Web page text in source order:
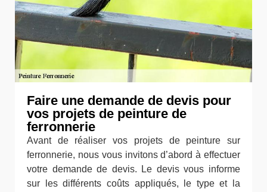
Faire une demande de devis pour
vos projets de peinture de
ferronnerie
Avant de réaliser vos projets de peinture sur
ferronnerie, nous vous invitons d’abord à effectuer
votre demande de devis. Le devis vous informe
sur les différents coûts appliqués, le type et la